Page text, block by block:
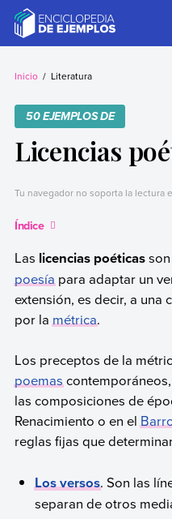
contentEjemplos
Necesitas ejemplos.
Inicio Literatura
50 EJEMPLOS DE
Licencias
Tu navegador no soporta la lectura
Índice
Las licencias poéticasson
poesíapara adaptar un
extensión, es decir, a una
por lamétrica.
Los preceptos de la
poemas
las composiciones de
Renacimiento o en el
reglas fijas que
Los versos. Son las
separan de otros